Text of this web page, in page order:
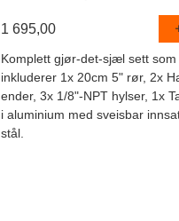
1 695,00
Komplett gjør-det-sjæl sett som
inkluderer 1x 20cm 5" rør, 2x
ender, 3x 1/8"-NPT hylser, 1x
i aluminium med sveisbar
stål.